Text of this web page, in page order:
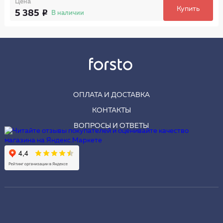
Цена
5 385 В наличии
Купить
ОПЛАТА И ДОСТАВКА
КОНТАКТЫ
ВОПРОСЫ И ОТВЕТЫ